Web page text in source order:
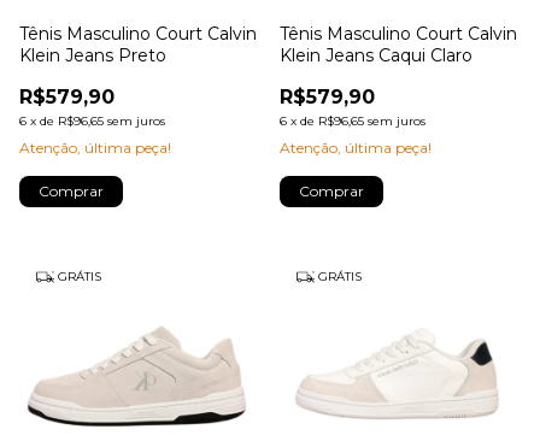
Tênis Masculino Court Calvin
Klein Jeans Preto
R$579,90
6 x de R$96,65 sem juros
Atenção, última peça!
Comprar
Tênis Masculino Court Calvin
Klein Jeans Caqui Claro
R$579,90
6 x de R$96,65 sem juros
Atenção, última peça!
Comprar
GRÁTIS GRÁTIS